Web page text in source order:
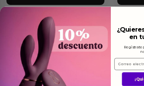
Másinformacion
en
Regístrate
Email